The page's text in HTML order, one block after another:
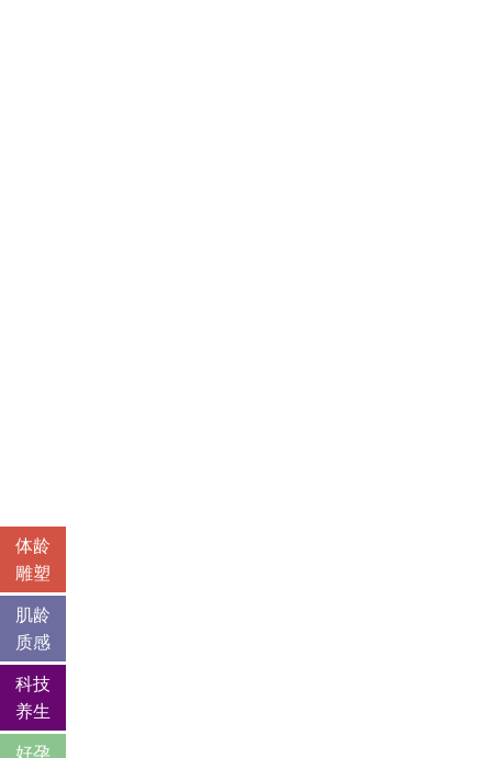
体龄
雕塑
肌龄
质感
科技
养生
好孕